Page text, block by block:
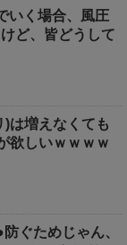
いく場合、風圧
ど、皆どうして
)は増えなくても
欲しいｗｗｗｗ
ぐためじゃん、